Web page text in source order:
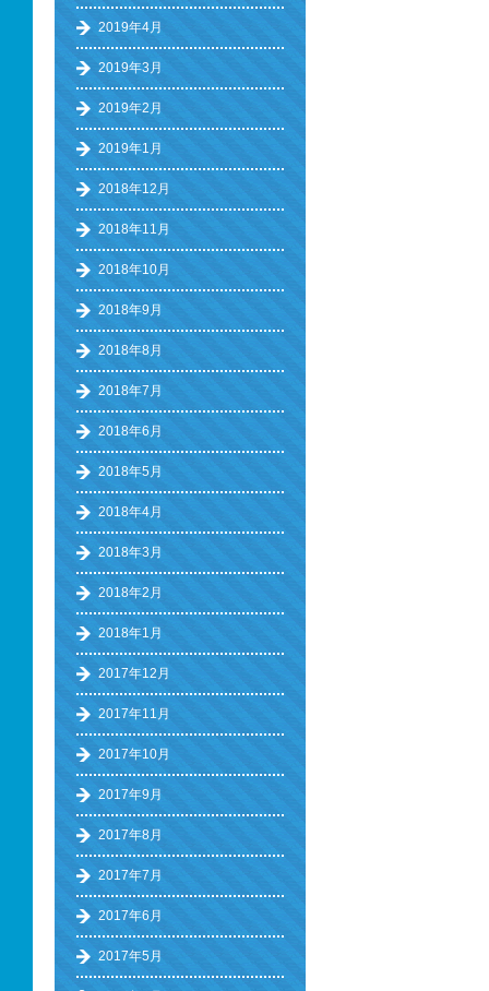
2019年4月
2019年3月
2019年2月
2019年1月
2018年12月
2018年11月
2018年10月
2018年9月
2018年8月
2018年7月
2018年6月
2018年5月
2018年4月
2018年3月
2018年2月
2018年1月
2017年12月
2017年11月
2017年10月
2017年9月
2017年8月
2017年7月
2017年6月
2017年5月